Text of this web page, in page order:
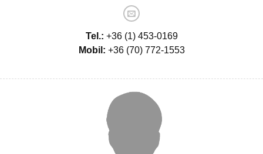
Tel.: +36 (1) 453-0169
Mobil: +36 (70) 772-1553